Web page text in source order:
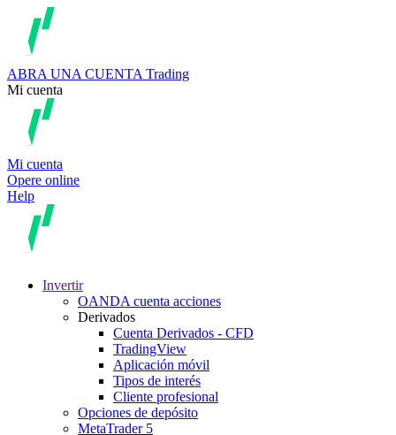
ABRA UNA CUENTA Trading
Mi cuenta
Mi cuenta
Opere online
Help
Invertir
OANDA cuenta acciones
Derivados
Cuenta Derivados - CFD
TradingView
Aplicación móvil
Tipos de interés
Cliente profesional
Opciones de depósito
MetaTrader 5